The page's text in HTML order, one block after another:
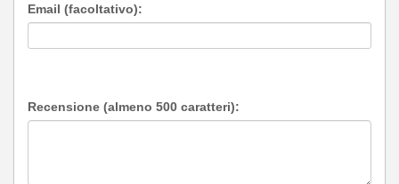
Email (facoltativo):
Recensione (almeno 500 caratteri):